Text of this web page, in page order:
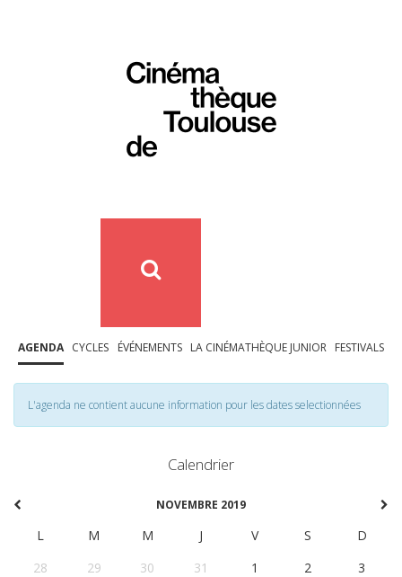
AGENDA CYCLES ÉVÉNEMENTS LA CINÉMATHÈQUE JUNIOR FESTIVALS
L'agenda ne contient aucune information pour les dates selectionnées
Calendrier
NOVEMBRE 2019
L M M J V S
D
28
29 30 31 1 2
3